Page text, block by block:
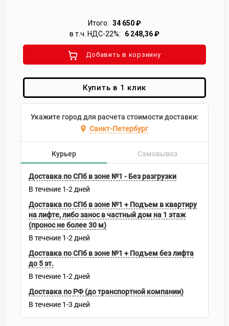
Итого: 34 650₽
в т.ч. НДС-22%:
6 248,36₽
Добавить в корзиину
Купить в 1 клик
Укажите город для расчета стоимости доставки:
Санкт-Петербург
Курьер Самовывоз
Доставка по СПб в зоне №1 - Без разгрузки
В течение 1-2 дней
Доставка по СПб в зоне №1 + Подъем в квартиру
на лифте, либо занос в частный дом на 1 этаж
(пронос не более 30 м)
В течение 1-2 дней
Доставка по СПб в зоне №1 + Подъем без лифта
до 5 эт.
В течение 1-2 дней
Доставка по РФ (до транспортной компании)
В течение 1-3 дней